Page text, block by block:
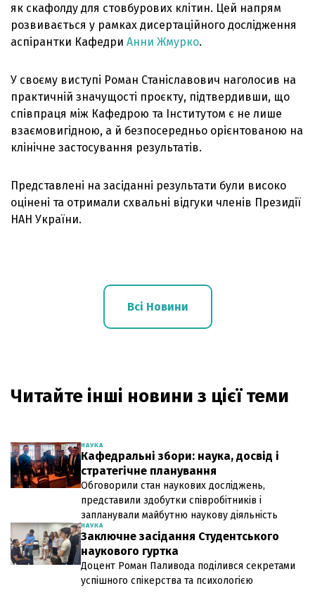
як скафолду для стовбурових клітин. Цей напрям
розвивається у рамках дисертаційного дослідження
аспірантки Кафедри Анни Жмурко.
У своєму виступі Роман Станіславович наголосив на
практичній значущості проєкту, підтвердивши, що
співпраця між Кафедрою та Інститутом є не лише
взаємовигідною, а й безпосередньо орієнтованою на
клінічне застосування результатів.
Представлені на засіданні результати були високо
оцінені та отримали схвальні відгуки членів Президії
НАН України.
Всі Новини
Читайте інші новини з цієї теми
НАУКА
Кафедральні збори: наука, досвід і
стратегічне планування
Обговорили стан наукових досліджень,
представили здобутки співробітників і
запланували майбутню наукову діяльність
НАУКА
Заключне засідання Студентського
наукового гуртка
Доцент Роман Паливода поділився секретами
успішного спікерства та психологією